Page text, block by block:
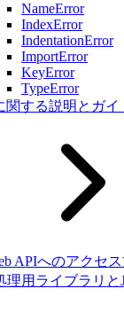
NameError
IndexError
IndentationError
ImportError
KeyError
TypeError
関する説明とガイ
APIへのアクセ
理用ライブラリと